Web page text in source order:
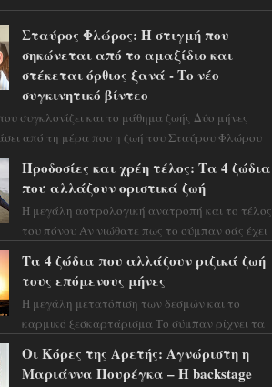
Σταύρος Φλώρος: Η στιγμή που
σηκώνεται από το αμαξίδιο και
στέκεται όρθιος ξανά - Το νέο
συγκινητικό βίντεο
συγκλονίζει και το μάθημα ζωής Δύο μήνες
από τη μέρα που η ζωή του Σταύρου Φλώρου
πάντα. Ο πρώην...
Προδοσίες και χρέη τέλος: Τα 4 ζώδια
που αλλάζουν οριστικά ζωή
Η μεγάλη αστρολογική ανατροπή και το τέλος
του πόνου Αν νιώθατε πως το σύμπαν σάς έχει
βαθιά α...
Τα 4 ζώδια που αλλάζουν ριζικά ζωή
τους επόμενους μήνες
Η μεγάλη μετατόπιση των δεσμών και το
καρμικό ξεσκαρτάρισμα Το σύμπαν ρίχνει τα
προειδοποιεί: οι σελην...
Οι Κόρες της Αρετής: Αγνώριστη η
Μαριάννα Πουρέγκα – H backstage